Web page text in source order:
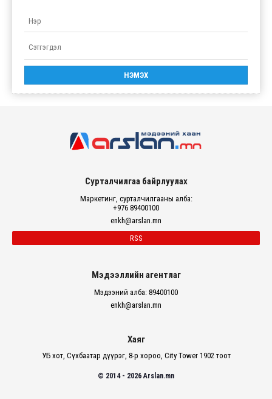
Сурталчилгаа байрлуулах
Маркетинг, сурталчилгааны алба:
+976 89400100
enkh@arslan.mn
RSS
Мэдээллийн агентлаг
Мэдээний алба: 89400100
enkh@arslan.mn
Хаяг
УБ хот, Сүхбаатар дүүрэг, 8-р хороо, City Tower 1902 тоот
© 2014 - 2026 Arslan.mn